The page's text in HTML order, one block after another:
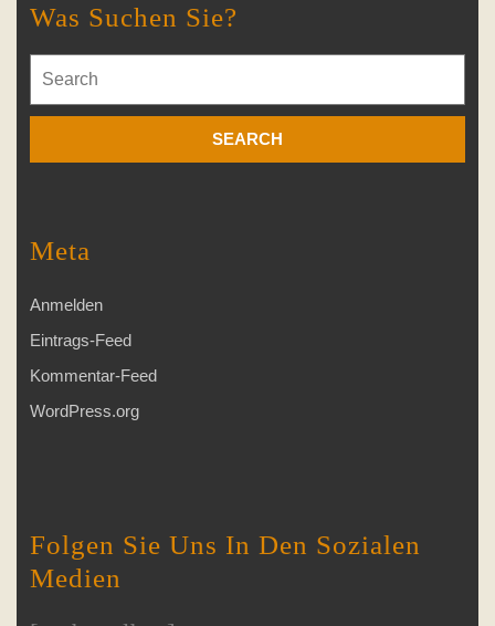
Was Suchen Sie?
for:
Meta
Anmelden
Eintrags-Feed
Kommentar-Feed
WordPress.org
Folgen Sie Uns In Den Sozialen
Medien